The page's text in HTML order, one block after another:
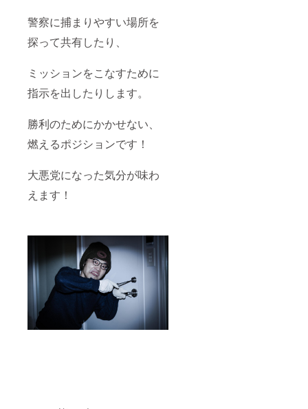
警察に捕まりやすい場所を
探って共有したり、
ミッションをこなすために
指示を出したりします。
勝利のためにかかせない、
燃えるポジションです！
大悪党になった気分が味わ
えます！